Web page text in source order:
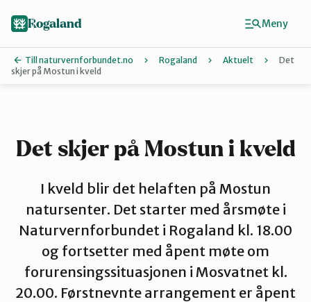
Haugalandet
Naturvernforbundet i Sandnes
Nord-Jæren
Rogaland
Till naturvernforbundet.no Rogaland Aktuelt
Det
skjer på Mostun i kveld
Det skjer på Mostun i kveld
I kveld blir det helaften på Mostun
natursenter. Det starter med årsmøte i
Naturvernforbundet i Rogaland kl. 18.00
og fortsetter med åpent møte om
forurensingssituasjonen i Mosvatnet kl.
20.00. Førstnevnte arrangement er åpent